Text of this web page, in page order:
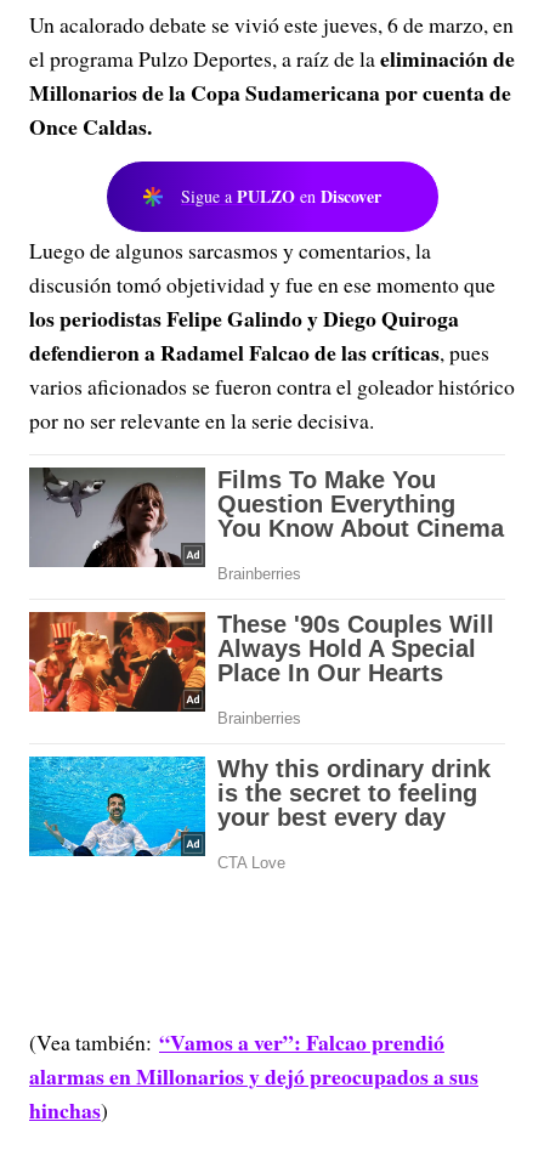
Un acalorado debate se vivió este jueves, 6 de marzo, en
el programa Pulzo Deportes, a raíz de laeliminación de
Millonarios de la Copa Sudamericana por cuenta de
Once Caldas.
Sigue a PULZO en Discover
Luego de algunos sarcasmos y comentarios, la
discusión tomó objetividad y fue en ese momento que
los periodistas Felipe Galindo y Diego Quiroga
defendieron a Radamel Falcao de las críticas, pues
varios aficionados se fueron contra el goleador histórico
por no ser relevante en la serie decisiva.
(Vea también: “Vamos a ver”: Falcao prendió
alarmas en Millonarios y dejó preocupados a sus
hinchas)